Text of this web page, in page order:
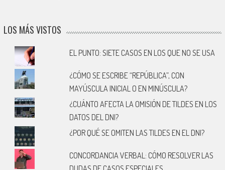
LOS MÁS VISTOS
EL PUNTO: SIETE CASOS EN LOS QUE NO SE USA
¿CÓMO SE ESCRIBE “REPÚBLICA”, CON
MAYÚSCULA INICIAL O EN MINÚSCULA?
¿CUÁNTO AFECTA LA OMISIÓN DE TILDES EN LOS
DATOS DEL DNI?
¿POR QUÉ SE OMITEN LAS TILDES EN EL DNI?
CONCORDANCIA VERBAL: CÓMO RESOLVER LAS